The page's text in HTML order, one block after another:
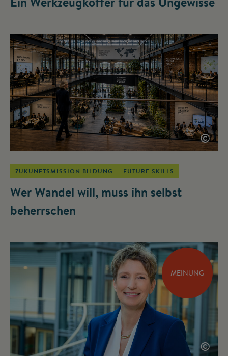
©
ZUKUNFTSMISSION BILDUNG FUTURE SKILLS
Wer Wandel will, muss ihn selbst
beherrschen
MEINUNG
©